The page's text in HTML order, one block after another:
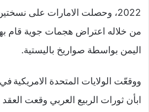
2022، وحصلت الامارات على
من خلاله اعتراض هجمات جوية قام
اليمن بواسطة صواريخ باليستية.
ابأن ثورات الربيع العربي وقعت